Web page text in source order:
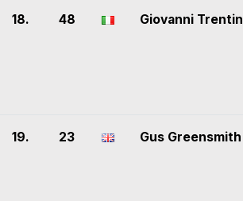
18. 48 Giovanni Trentin
19. 23 Gus Greensmith